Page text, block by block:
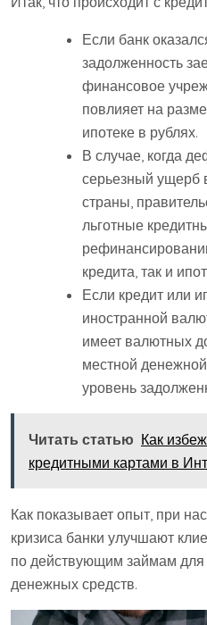
Если банк
задолженность
финансовое
повлияет на
ипотеке в рублях.
В случае, когда
серьезный ущерб
страны,
льготные
кредита, так и
Если кредит или
иностранной
имеет валютных
местной
уровень
Читать статью Как
кредитными картами в
Как показывает опыт, при
кризиса банки улучшают
по действующим займам для
денежных средств.